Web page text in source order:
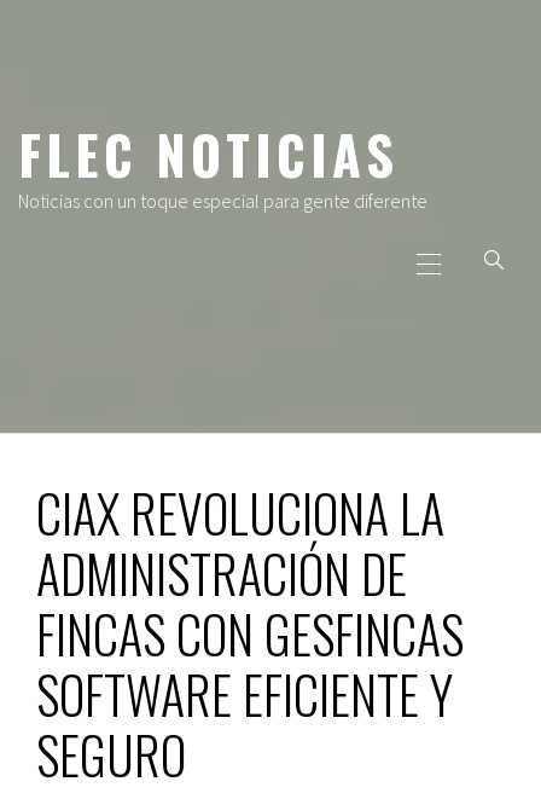
FLEC NOTICIAS
Noticias con un toque especial para gente diferente
principal
CIAX REVOLUCIONA LA
ADMINISTRACIÓN DE
FINCAS CON GESFINCAS
SOFTWARE EFICIENTE Y
SEGURO